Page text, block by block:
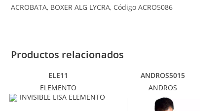
ACROBATA, BOXER ALG LYCRA, Código ACRO5086
Productos relacionados
ELE11
ELEMENTO
ANDROS5015
ANDROS